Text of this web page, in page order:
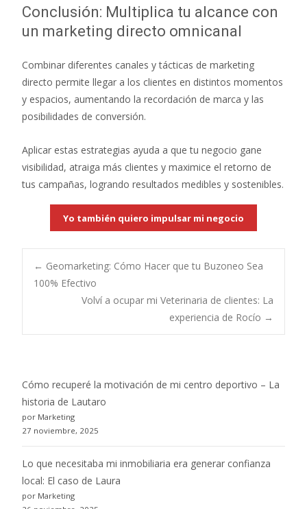
Conclusión: Multiplica tu alcance con
un marketing directo omnicanal
Combinar diferentes canales y tácticas de marketing
directo permite llegar a los clientes en distintos momentos
y espacios, aumentando la recordación de marca y las
posibilidades de conversión.
Aplicar estas estrategias ayuda a que tu negocio gane
visibilidad, atraiga más clientes y maximice el retorno de
tus campañas, logrando resultados medibles y sostenibles.
Yo también quiero impulsar mi negocio
Post
navigation
← Geomarketing: Cómo Hacer que tu Buzoneo Sea
100% Efectivo
Volví a ocupar mi Veterinaria de clientes: La
experiencia de Rocío →
Cómo recuperé la motivación de mi centro deportivo – La
historia de Lautaro
por Marketing
27 noviembre, 2025
Lo que necesitaba mi inmobiliaria era generar confianza
local: El caso de Laura
por Marketing